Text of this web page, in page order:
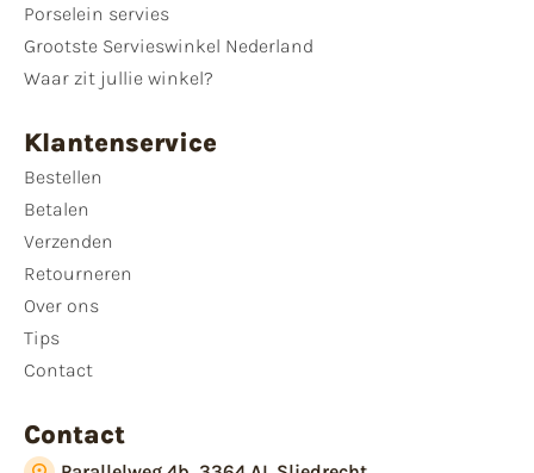
Porselein servies
Grootste Servieswinkel Nederland
Waar zit jullie winkel?
Klantenservice
Bestellen
Betalen
Verzenden
Retourneren
Over ons
Tips
Contact
Contact